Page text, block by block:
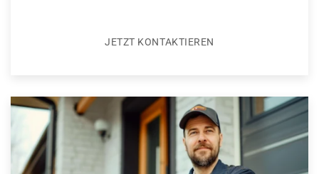
JETZT KONTAKTIEREN